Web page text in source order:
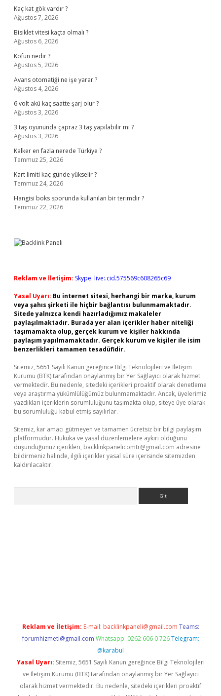
Kaç kat gök vardır ?
Ağustos 7, 2026
Bisiklet vitesi kaçta olmalı ?
Ağustos 6, 2026
Kofun nedir ?
Ağustos 5, 2026
Avans otomatiği ne işe yarar ?
Ağustos 4, 2026
6 volt akü kaç saatte şarj olur ?
Ağustos 3, 2026
3 taş oyununda çapraz 3 taş yapılabilir mi ?
Ağustos 3, 2026
Kalker en fazla nerede Türkiye ?
Temmuz 25, 2026
Kart limiti kaç günde yükselir ?
Temmuz 24, 2026
Hangisi boks sporunda kullanılan bir terimdir ?
Temmuz 22, 2026
Reklam ve İletişim: Skype: live:.cid.575569c608265c69
Yasal Uyarı: Bu internet sitesi, herhangi bir marka, kurum
veya şahıs şirketi ile hiçbir bağlantısı bulunmamaktadır.
Sitede yalnızca kendi hazırladığımız makaleler
paylaşılmaktadır. Burada yer alan içerikler haber niteliği
taşımamakta olup, gerçek kurum ve kişiler hakkında
paylaşım yapılmamaktadır. Gerçek kurum ve kişiler ile isim
benzerlikleri tamamen tesadüfidir.
Sitemiz, 5651 Sayılı Kanun gereğince Bilgi Teknolojileri ve İletişim
Kurumu (BTK) tarafından onaylanmış bir Yer Sağlayıcı olarak hizmet
vermektedir. Bu nedenle, sitedeki içerikleri proaktif olarak denetleme
veya araştırma yükümlülüğümüz bulunmamaktadır. Ancak, üyelerimiz
yazdıkları içeriklerin sorumluluğunu taşımakta olup, siteye üye olarak
bu sorumluluğu kabul etmiş sayılırlar.
Sitemiz, kar amacı gütmeyen ve tamamen ücretsiz bir bilgi paylaşım
platformudur. Hukuka ve yasal düzenlemelere aykırı olduğunu
düşündüğünüz içerikleri, backlinkpanelicomtr@gmail.com adresine
bildirmeniz halinde, ilgili içerikler yasal süre içerisinde sitemizden
kaldırılacaktır.
Reklam ve İletişim: E-mail: backlinkpaneli@gmail.com Teams:
forumhizmeti@gmail.com Whatsapp: 0262 606 0 726 Telegram:
@karabul
Yasal Uyarı: Sitemiz, 5651 Sayılı Kanun gereğince Bilgi Teknolojileri
ve İletişim Kurumu (BTK) tarafından onaylanmış bir Yer Sağlayıcı
olarak hizmet vermektedir. Bu nedenle, sitedeki içerikleri proaktif